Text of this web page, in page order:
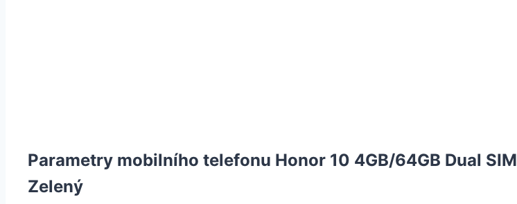
Parametry mobilního telefonu Honor 10 4GB/64GB Dual SIM
Zelený